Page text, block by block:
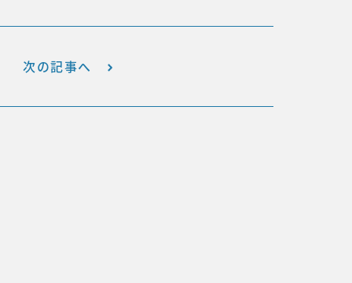
次の記事へ